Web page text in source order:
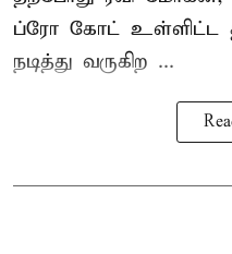
ப்ரோ கோட் உள்ளிட்ட
நடித்து வருகிற ...